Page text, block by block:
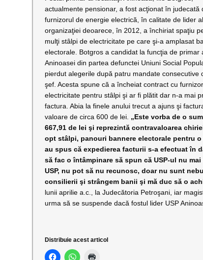
actualmente pensionar, a fost acţionat în judecată
furnizorul de energie electrică, în calitate de lider al
organizaţiei deoarece, în 2012, a închiriat spaţiu
mulţi stâlpi de electricitate pe care şi-a amplasat
electorale. Botgros a candidat la funcţia de primar
Aninoasei din partea defunctei Uniuni Social
pierdut alegerile după patru mandate consecutive
şef. Acesta spune că a încheiat contract cu
electricitate pentru stâlpi şi ar fi plătit dar n-a mai
factura. Abia la finele anului trecut a ajuns şi
valoare de circa 600 de lei. „Este vorba de o
667,91 de lei şi reprezintă contravaloarea
opt stâlpi, panouri bannere electorale pentru o
au spus că expedierea facturii s-a efectuat în
să fac o întâmpinare să spun că USP-ul nu
USP, nu pot să nu recunosc, doar nu sunt
consilierii şi strângem banii şi mă duc să o
lunii aprilie a.c., la Judecătoria Petroşani, iar
urma să se suspende dacă fostul lider USP
Distribuie acest articol